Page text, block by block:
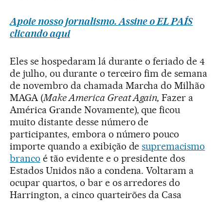
Apoie nosso jornalismo. Assine o EL PAÍS
clicando aqui
Eles se hospedaram lá durante o feriado de 4
de julho, ou durante o terceiro fim de semana
de novembro da chamada Marcha do Milhão
MAGA (Make America Great Again,Fazer a
América Grande Novamente), que ficou
muito distante desse número de
participantes, embora o número pouco
importe quando a exibição desupremacismo
branco é tão evidente e o presidente dos
Estados Unidos não a condena. Voltaram a
ocupar quartos, o bar e os arredores do
Harrington, a cinco quarteirões da Casa